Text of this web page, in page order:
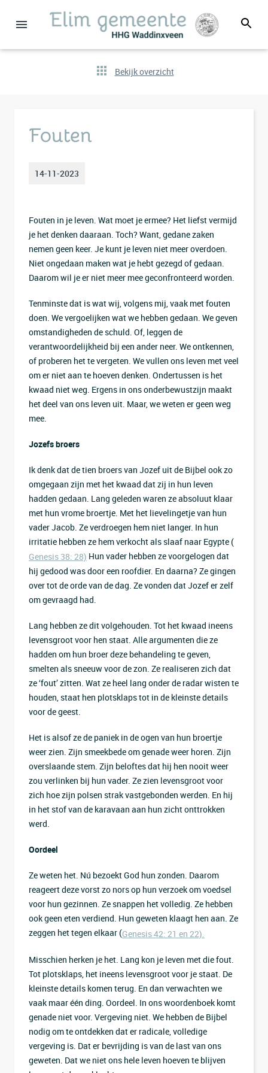
Bekijk overzicht
Fouten
14-11-2023
Fouten in je leven. Wat moet je ermee? Het liefst vermijd
je het denken daaraan. Toch? Want, gedane zaken
nemen geen keer. Je kunt je leven niet meer overdoen.
Niet ongedaan maken wat je hebt gezegd of gedaan.
Daarom wil je er niet meer mee geconfronteerd worden.
Tenminste dat is wat wij, volgens mij, vaak met fouten
doen. We vergoelijken wat we hebben gedaan. We geven
omstandigheden de schuld. Of, leggen de
verantwoordelijkheid bij een ander neer. We ontkennen,
of proberen het te vergeten. We vullen ons leven met veel
om er niet aan te hoeven denken. Ondertussen is het
kwaad niet weg. Ergens in ons onderbewustzijn maakt
het deel van ons leven uit. Maar, we weten er geen weg
mee.
Jozefs broers
Ik denk dat de tien broers van Jozef uit de Bijbel ook zo
omgegaan zijn met het kwaad dat zij in hun leven
hadden gedaan. Lang geleden waren ze absoluut klaar
met hun vrome broertje. Met het lievelingetje van hun
vader Jacob. Ze verdroegen hem niet langer. In hun
irritatie hebben ze hem verkocht als slaaf naar Egypte (
Genesis 38: 28) Hun vader hebben ze voorgelogen dat
hij gedood was door een roofdier. En daarna? Ze gingen
over tot de orde van de dag. Ze vonden dat Jozef er zelf
om gevraagd had.
Lang hebben ze dit volgehouden. Tot het kwaad ineens
levensgroot voor hen staat. Alle argumenten die ze
hadden om hun broer deze behandeling te geven,
smelten als sneeuw voor de zon. Ze realiseren zich dat
ze ‘fout’ zitten. Wat ze heel lang onder de radar wisten te
houden, staat hen plotsklaps tot in de kleinste details
voor de geest.
Het is alsof ze de paniek in de ogen van hun broertje
weer zien. Zijn smeekbede om genade weer horen. Zijn
overslaande stem. Zijn beloftes dat hij hen nooit weer
zou verlinken bij hun vader. Ze zien levensgroot voor
zich hoe zijn polsen strak vastgebonden werden. En hij
in het stof van de karavaan aan hun zicht onttrokken
werd.
Oordeel
Ze weten het. Nú bezoekt God hun zonden. Daarom
reageert deze vorst zo nors op hun verzoek om voedsel
voor hun gezinnen. Ze snappen het volledig. Ze hebben
ook geen eten verdiend. Hun geweten klaagt hen aan. Ze
zeggen het tegen elkaar (Genesis 42: 21 en 22).
Misschien herken je het. Lang kon je leven met die fout.
Tot plotsklaps, het ineens levensgroot voor je staat. De
kleinste details komen terug. En dan verwachten we
vaak maar één ding. Oordeel. In ons woordenboek komt
genade niet voor. Vergeving niet. We hebben de Bijbel
nodig om te ontdekken dat er radicale, volledige
vergeving is. Dat er bevrijding is van de last van ons
geweten. Dat we niet ons hele leven hoeven te blijven